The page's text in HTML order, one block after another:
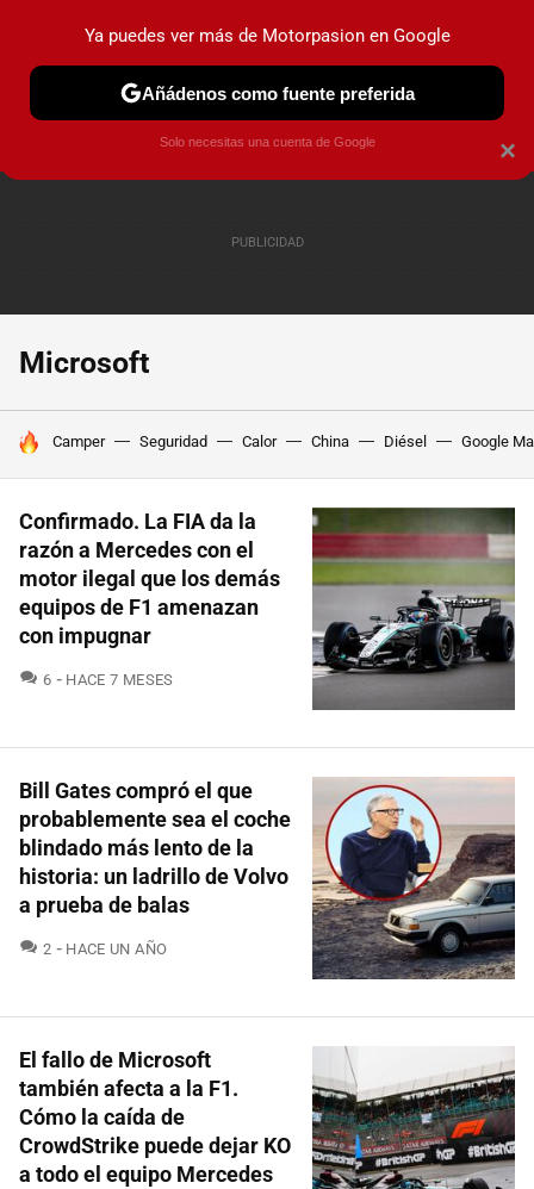
PRUEBAS COCHES ELÉCTRICOS OBSERVATORIO
Microsoft
HOY SE HABLA DE
Camper Seguridad Calor China Diésel Google
Confirmado. La FIA da la
razón a Mercedes con el
motor ilegal que los demás
equipos de F1 amenazan
con impugnar
6 COMENTARIOS
HACE 7 MESES
Bill Gates compró el que
probablemente sea el coche
blindado más lento de la
historia: un ladrillo de Volvo
a prueba de balas
2 COMENTARIOS
HACE UN AÑO
El fallo de Microsoft
también afecta a la F1.
Cómo la caída de
CrowdStrike puede dejar KO
a todo el equipo Mercedes
×
Ya puedes ver más de Motorpasion en Google
Añádenos como fuente preferida
Solo necesitas una cuenta de Google